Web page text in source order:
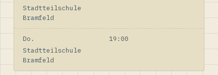
Stadtteilschule
Bramfeld
Do.
19:00
Stadtteilschule
Bramfeld